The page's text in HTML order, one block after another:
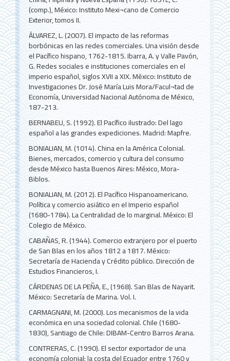
(comp.), México: Instituto Mexi¬cano de Comercio
Exterior, tomos II.
ÁLVAREZ, L. (2007). El impacto de las reformas
borbónicas en las redes comerciales. Una visión desde
el Pacífico hispano, 1762-1815. Ibarra, A. y Valle Pavón,
G. Redes sociales e instituciones comerciales en el
imperio español, siglos XVII a XIX. México: Instituto de
Investigaciones Dr. José María Luis Mora/Facul¬tad de
Economía, Universidad Nacional Autónoma de México,
187-213.
BERNABEU, S. (1992). El Pacífico ilustrado: Del lago
español a las grandes expediciones. Madrid: Mapfre.
BONIALIAN, M. (1014). China en la América Colonial.
Bienes, mercados, comercio y cultura del consumo
desde México hasta Buenos Aires: México, Mora-
Biblos.
BONIALIAN, M. (2012). El Pacífico Hispanoamericano.
Política y comercio asiático en el Imperio español
(1680-1784). La Centralidad de lo marginal. México: El
Colegio de México.
CABAÑAS, R. (1944). Comercio extranjero por el puerto
de San Blas en los años 1812 a 1817. México:
Secretaría de Hacienda y Crédito público. Dirección de
Estudios Financieros, I.
CÁRDENAS DE LA PEÑA, E., (1968). San Blas de Nayarit.
México: Secretaría de Marina. Vol. I.
CARMAGNANI, M. (2000). Los mecanismos de la vida
económica en una sociedad colonial. Chile (1680-
1830), Santiago de Chile: DIBAM-Centro Barros Arana.
CONTRERAS, C. (1990). El sector exportador de una
economía colonial: la costa del Ecuador entre 1760 y